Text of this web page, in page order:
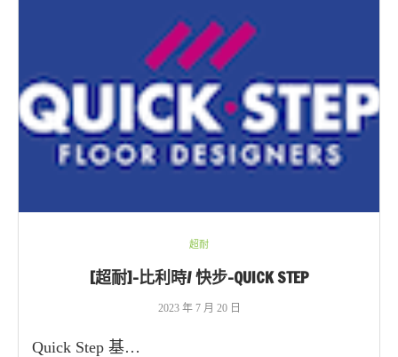
超耐
[超耐]-比利時/ 快步-QUICK STEP
2023 年 7 月 20 日
Quick Step 基…